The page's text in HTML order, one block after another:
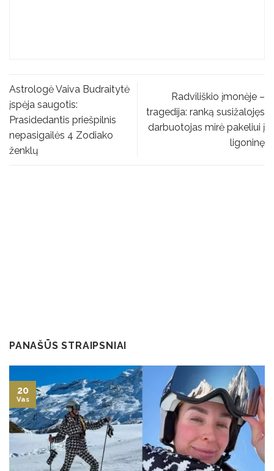
Astrologė Vaiva Budraitytė
įspėja saugotis:
Prasidedantis priešpilnis
nepasigailės 4 Zodiako
ženklų
Radviliškio įmonėje –
tragedija: ranką susižalojęs
darbuotojas mirė pakeliui į
ligoninę
PANAŠŪS STRAIPSNIAI
20
Vas